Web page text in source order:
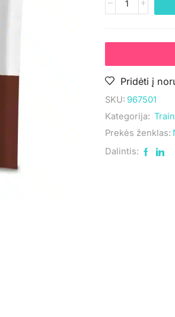
Pridėti į
SKU: 967501
Kategorija:
Prekės ženklas:
Dalintis: